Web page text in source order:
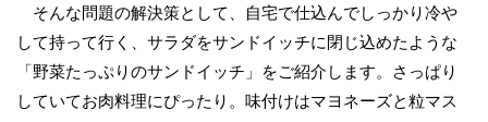
そんな問題の解決策として、自宅で仕込んでしっかり冷や
して持って行く、サラダをサンドイッチに閉じ込めたような
「野菜たっぷりのサンドイッチ」をご紹介します。さっぱり
していてお肉料理にぴったり。味付けはマヨネーズと粒マス